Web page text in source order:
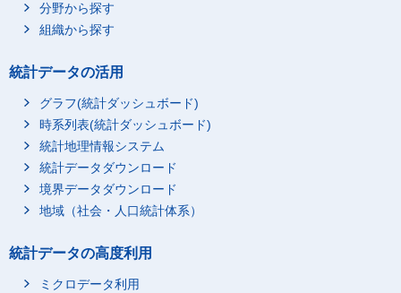
分野から探す
組織から探す
統計データの活用
グラフ(統計ダッシュボード)
時系列表(統計ダッシュボード)
統計地理情報システム
統計データダウンロード
境界データダウンロード
地域（社会・人口統計体系）
統計データの高度利用
ミクロデータ利用